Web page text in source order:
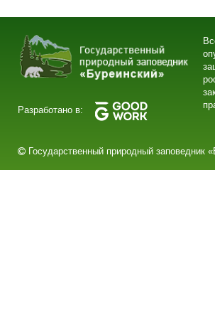
Разработано в:
Государственный природный заповедник